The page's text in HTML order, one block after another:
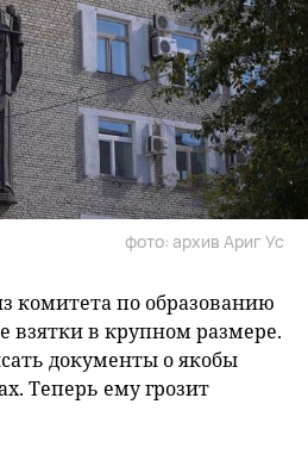
фото: архив Ариг Ус
по образованию
взятки в крупном размере.
документы о якобы
Теперь ему грозит